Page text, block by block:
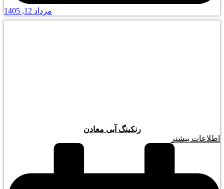
مرداد 12, 1405
رنکینگ آبی معادن
اطلاعات بیشتر